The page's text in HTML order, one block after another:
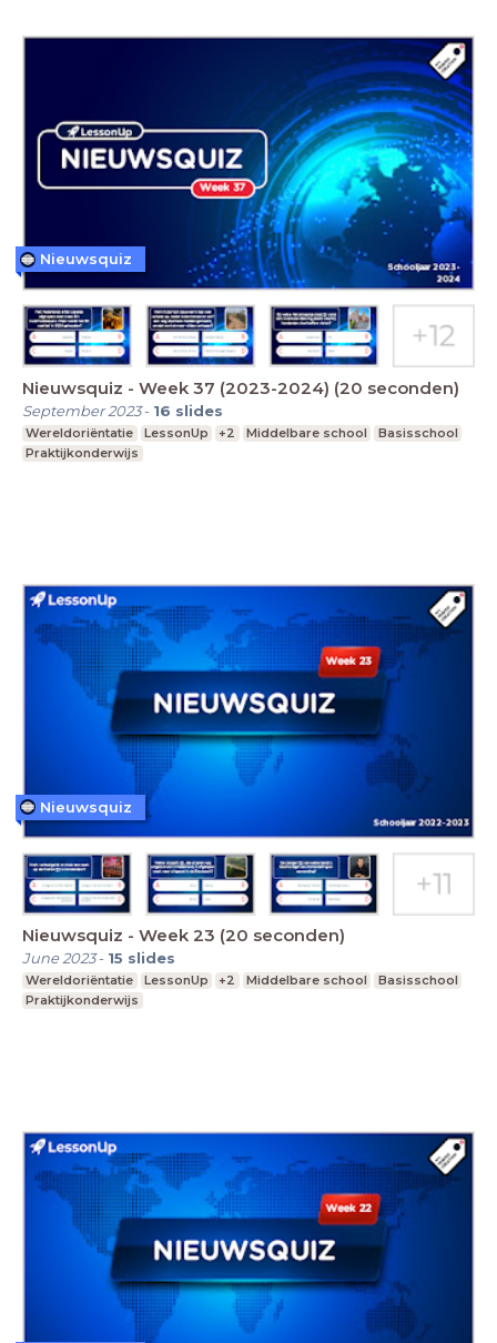
Nieuwsquiz - Week 37 (2023-2024) (20 seconden)
September 2023- 16 slides
Wereldoriëntatie LessonUp +2 Middelbare school
Basisschool
Praktijkonderwijs
Nieuwsquiz
Nieuwsquiz - Week 23 (20 seconden)
June 2023- 15 slides
Wereldoriëntatie LessonUp +2 Middelbare school
Basisschool
Praktijkonderwijs
Nieuwsquiz